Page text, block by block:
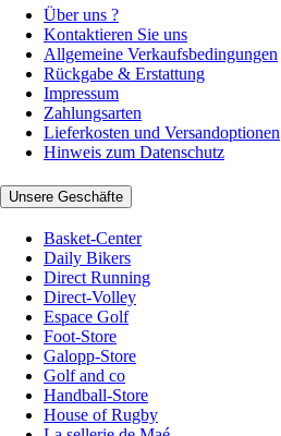
Über uns ?
Kontaktieren Sie uns
Allgemeine Verkaufsbedingungen
Rückgabe & Erstattung
Impressum
Zahlungsarten
Lieferkosten und Versandoptionen
Hinweis zum Datenschutz
Unsere Geschäfte
Basket-Center
Daily Bikers
Direct Running
Direct-Volley
Espace Golf
Foot-Store
Galopp-Store
Golf and co
Handball-Store
House of Rugby